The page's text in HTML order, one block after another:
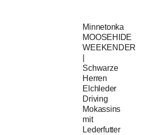
Minnetonka
MOOSEHIDE
WEEKENDER
Schwarze
Herren
Elchleder
Driving
Mokassins
mit
Lederfutter